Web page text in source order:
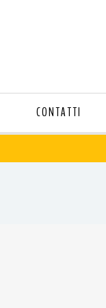
CONTATTI